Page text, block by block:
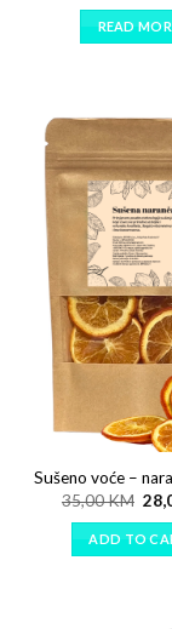
READ
Sušeno voće –
35,00KM
ADD TO